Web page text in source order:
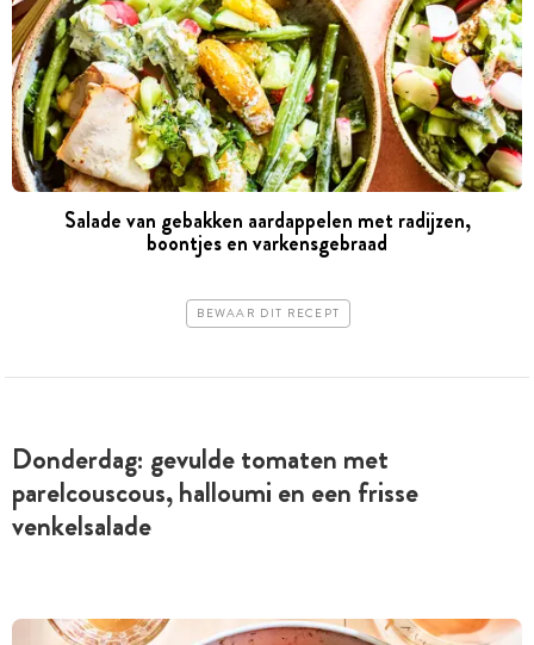
Salade van gebakken ­aardappelen met radijzen,
boontjes en ­varkens­gebraad
BEWAAR DIT RECEPT
Donderdag: gevulde tomaten met
parelcouscous, halloumi en een frisse
venkelsalade